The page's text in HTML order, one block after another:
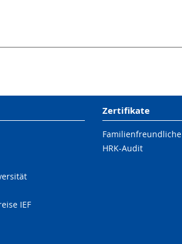
IEF
Zertifikate
HRK-Audit